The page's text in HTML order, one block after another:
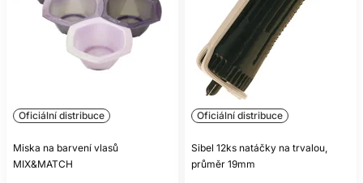
Oficiální distribuce
Miska na barvení vlasů
MIX&MATCH
Oficiální distribuce
Sibel 12ks natáčky na trvalou,
průměr 19mm